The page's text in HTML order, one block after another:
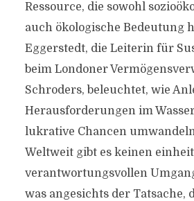
Ressource, die sowohl
auch ökologische Bedeutung
Eggerstedt, die Leiterin für
beim Londoner
Schroders, beleuchtet, wie
Herausforderungen im
lukrative Chancen
Weltweit gibt es keinen
verantwortungsvollen
was angesichts der Tatsache,